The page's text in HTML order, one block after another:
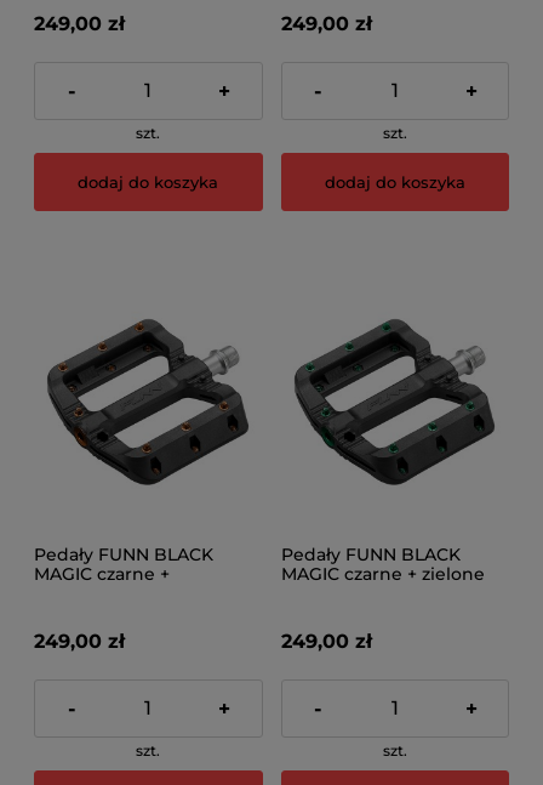
249,00 zł
- +
szt.
dodaj do koszyka
249,00 zł
- +
szt.
dodaj do koszyka
Pedały FUNN BLACK
MAGIC czarne +
249,00 zł
- +
szt.
Pedały FUNN BLACK
MAGIC czarne + zielone
249,00 zł
- +
szt.